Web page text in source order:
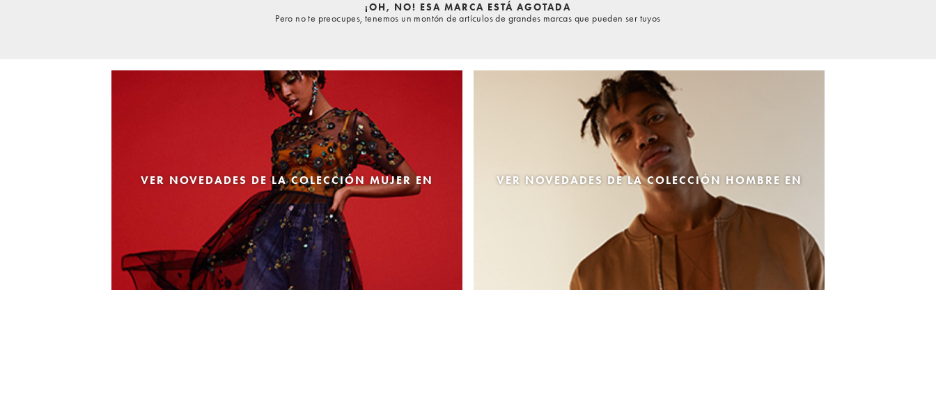
¡OH, NO! ESA MARCA ESTÁ AGOTADA
Pero no te preocupes, tenemos un montón de artículos de grandes marcas que pueden ser tuyos
VER NOVEDADES DE LA COLECCIÓN MUJER EN VER NOVEDADES DE LA COLECCIÓN HOMBRE EN